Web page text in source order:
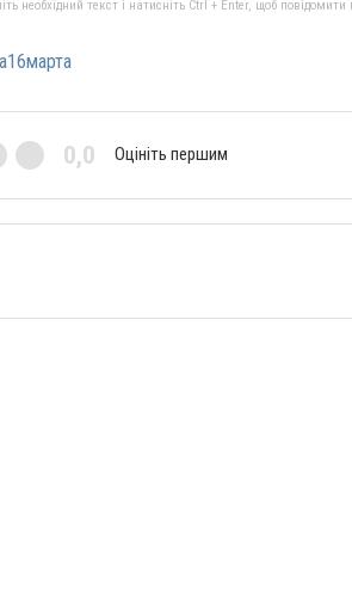
необхідний текст і натисніть Ctrl + Enter, щоб повідомити
0,0 Оцініть першим